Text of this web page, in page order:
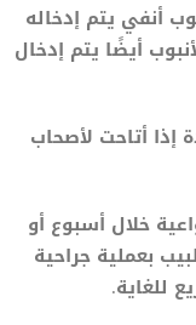
أنفي يتم إدخاله
أيضًا يتم إدخال
إذا أتاحت لأصحاب
خلال أسبوع أو
بعملية جراحية
للغاية.